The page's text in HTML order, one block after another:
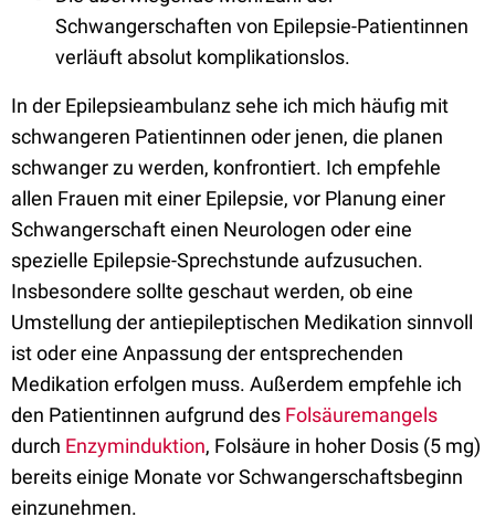
Schwangerschaften von Epilepsie-Patientinnen
verläuft absolut komplikationslos.
In der Epilepsieambulanz sehe ich mich häufig mit
schwangeren Patientinnen oder jenen, die planen
schwanger zu werden, konfrontiert. Ich empfehle
allen Frauen mit einer Epilepsie, vor Planung einer
Schwangerschaft einen Neurologen oder eine
spezielle Epilepsie-Sprechstunde aufzusuchen.
Insbesondere sollte geschaut werden, ob eine
Umstellung der antiepileptischen Medikation sinnvoll
ist oder eine Anpassung der entsprechenden
Medikation erfolgen muss. Außerdem empfehle ich
den Patientinnen aufgrund des Folsäuremangels
durch Enzyminduktion, Folsäure in hoher Dosis (5 mg)
bereits einige Monate vor Schwangerschaftsbeginn
einzunehmen.